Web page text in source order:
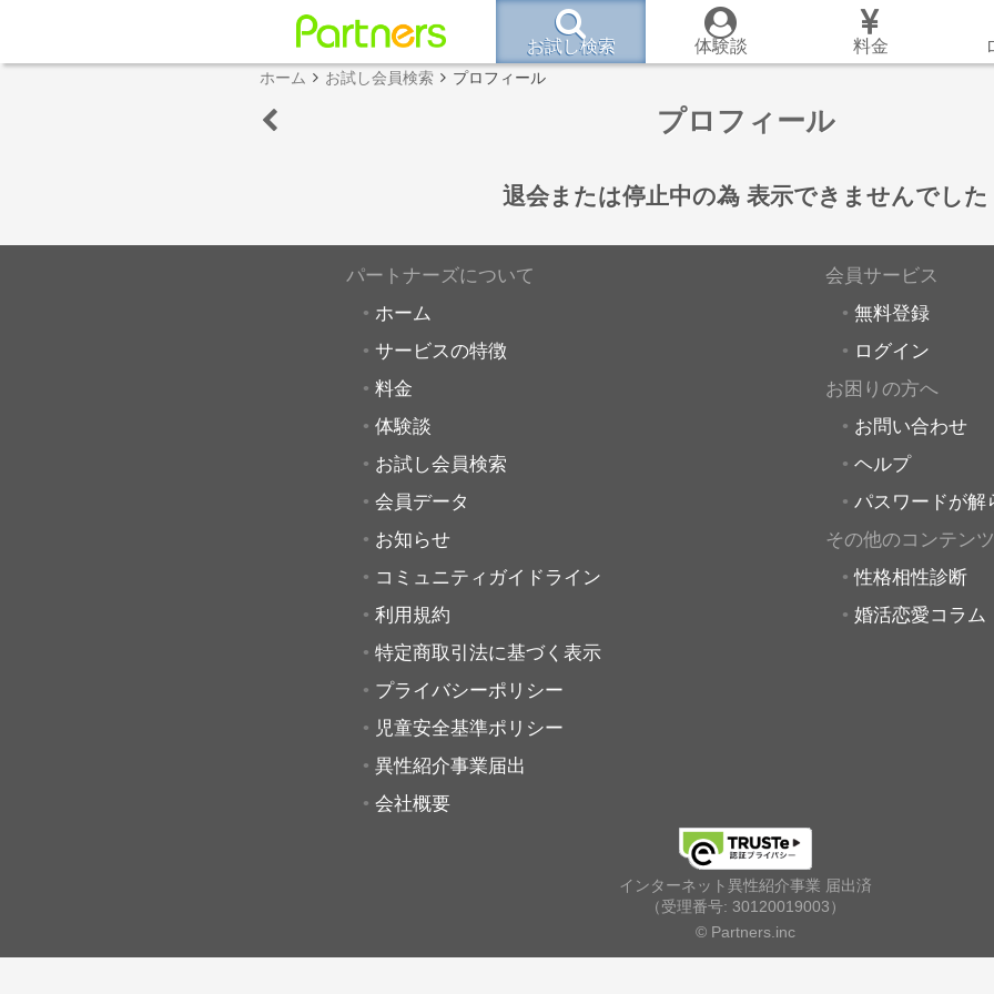
お試し検索 体験談 料金
ホーム お試し会員検索 プロフィール
プロフィール
退会または停止中の為 表示できませんでした
パートナーズについて
ホーム
サービスの特徴
料金
体験談
お試し会員検索
会員データ
お知らせ
コミュニティガイドライン
利用規約
特定商取引法に基づく表示
プライバシーポリシー
児童安全基準ポリシー
異性紹介事業届出
会社概要
会員サービス
無料登録
ログイン
お困りの方へ
お問い合わせ
ヘルプ
パスワードが解
その他のコンテンツ
性格相性診断
婚活恋愛コラム
インターネット異性紹介事業 届出済
（受理番号: 30120019003）
© Partners.inc